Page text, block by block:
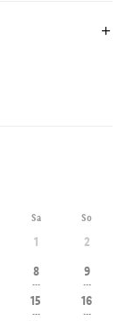
Sa So
1
2
8
---
9
---
15
---
16
---